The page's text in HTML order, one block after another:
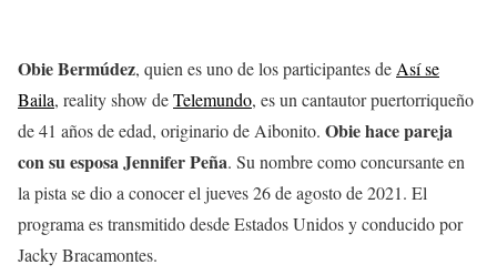
Obie Bermúdez, quien es uno de los participantes de Así se
Baila, reality show deTelemundo, es un cantautor puertorriqueño
de 41 años de edad, originario de Aibonito. Obie hace pareja
con su esposa Jennifer Peña. Su nombre como concursante en
la pista se dio a conocer el jueves 26 de agosto de 2021. El
programa es transmitido desde Estados Unidos y conducido por
Jacky Bracamontes.